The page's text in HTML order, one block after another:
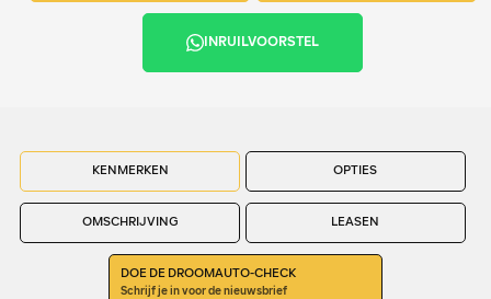
INRUILVOORSTEL
KENMERKEN OPTIES
OMSCHRIJVING LEASEN
DOE DE DROOMAUTO-CHECK
Schrijf je in voor de nieuwsbrief